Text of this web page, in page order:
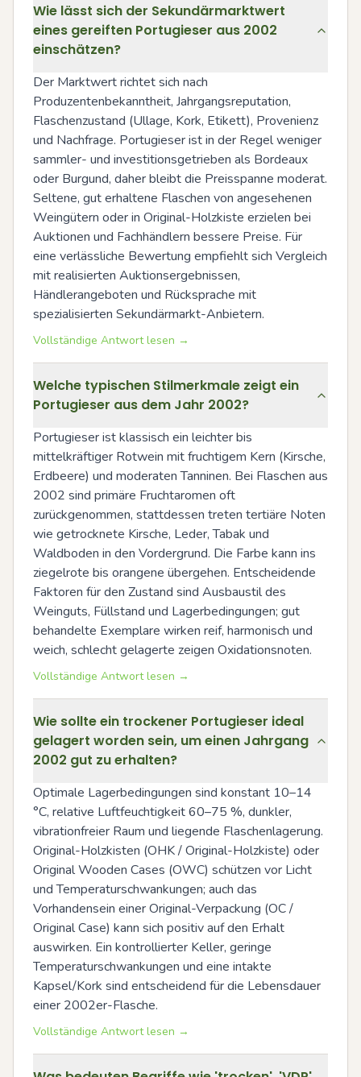
Wie lässt sich der Sekundärmarktwert
eines gereiften Portugieser aus 2002
einschätzen?
Der Marktwert richtet sich nach
Produzentenbekanntheit, Jahrgangsreputation,
Flaschenzustand (Ullage, Kork, Etikett), Provenienz
und Nachfrage. Portugieser ist in der Regel weniger
sammler- und investitionsgetrieben als Bordeaux
oder Burgund, daher bleibt die Preisspanne moderat.
Seltene, gut erhaltene Flaschen von angesehenen
Weingütern oder in Original-Holzkiste erzielen bei
Auktionen und Fachhändlern bessere Preise. Für
eine verlässliche Bewertung empfiehlt sich Vergleich
mit realisierten Auktionsergebnissen,
Händlerangeboten und Rücksprache mit
spezialisierten Sekundärmarkt-Anbietern.
Vollständige Antwort lesen →
Welche typischen Stilmerkmale zeigt ein
Portugieser aus dem Jahr 2002?
Portugieser ist klassisch ein leichter bis
mittelkräftiger Rotwein mit fruchtigem Kern (Kirsche,
Erdbeere) und moderaten Tanninen. Bei Flaschen aus
2002 sind primäre Fruchtaromen oft
zurückgenommen, stattdessen treten tertiäre Noten
wie getrocknete Kirsche, Leder, Tabak und
Waldboden in den Vordergrund. Die Farbe kann ins
ziegelrote bis orangene übergehen. Entscheidende
Faktoren für den Zustand sind Ausbaustil des
Weinguts, Füllstand und Lagerbedingungen; gut
behandelte Exemplare wirken reif, harmonisch und
weich, schlecht gelagerte zeigen Oxidationsnoten.
Vollständige Antwort lesen →
Wie sollte ein trockener Portugieser ideal
gelagert worden sein, um einen Jahrgang
2002 gut zu erhalten?
Optimale Lagerbedingungen sind konstant 10–14
°C, relative Luftfeuchtigkeit 60–75 %, dunkler,
vibrationfreier Raum und liegende Flaschenlagerung.
Original-Holzkisten (OHK / Original-Holzkiste) oder
Original Wooden Cases (OWC) schützen vor Licht
und Temperaturschwankungen; auch das
Vorhandensein einer Original-Verpackung (OC /
Original Case) kann sich positiv auf den Erhalt
auswirken. Ein kontrollierter Keller, geringe
Temperaturschwankungen und eine intakte
Kapsel/Kork sind entscheidend für die Lebensdauer
einer 2002er-Flasche.
Vollständige Antwort lesen →